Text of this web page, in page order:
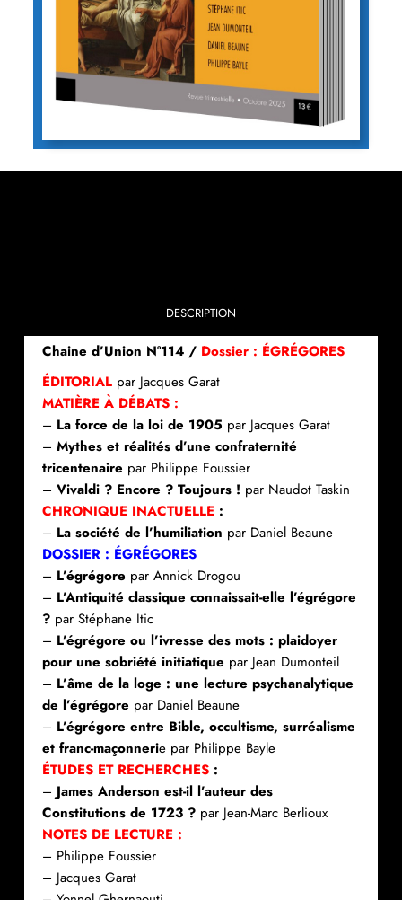
DESCRIPTION
Chaine d’Union N°114 / Dossier : ÉGRÉGORES
ÉDITORIALpar Jacques Garat
MATIÈRE À DÉBATS :
– La force de la loi de 1905 par Jacques Garat
– Mythes et réalités d’une confraternité
tricentenaire par Philippe Foussier
– Vivaldi ? Encore ? Toujours ! par Naudot Taskin
CHRONIQUE INACTUELLE :
– La société de l’humiliation par Daniel Beaune
DOSSIER : ÉGRÉGORES
– L’égrégore par Annick Drogou
– L’Antiquité classique connaissait-elle l’égrégore
?par Stéphane Itic
– L’égrégore ou l’ivresse des mots : plaidoyer
pour une sobriété initiatique par Jean Dumonteil
– L’âme de la loge : une lecture psychanalytique
de l’égrégore par Daniel Beaune
– L’égrégore entre Bible, occultisme, surréalisme
et franc-maçonnerie par Philippe Bayle
ÉTUDES ET RECHERCHES:
– James Anderson est-il l’auteur des
Constitutions de 1723 ?par Jean-Marc Berlioux
NOTES DE LECTURE :
– Philippe Foussier
– Jacques Garat